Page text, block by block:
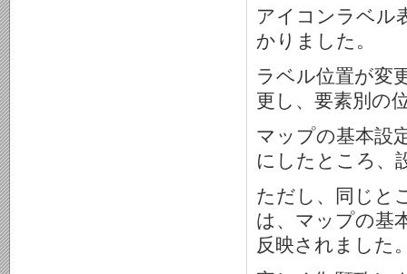
アイコンラベル
かりました。
ラベル位置が変
更し、要素別の
マップの基本設
にしたところ、
ただし、同じと
は、マップの基
反映されました